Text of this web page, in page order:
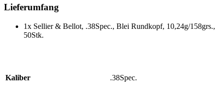
Lieferumfang
1x Sellier & Bellot, .38Spec., Blei Rundkopf, 10,24g/158grs.,
50Stk.
Kaliber .38Spec.